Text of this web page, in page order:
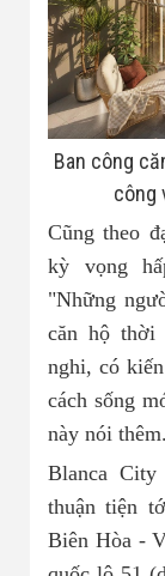
Ban công
công
Cũng theo
kỳ vọng
"Những
căn hộ thời
nghi, có
cách sống
này nói thêm.
Blanca
thuận tiện
Biên Hòa -